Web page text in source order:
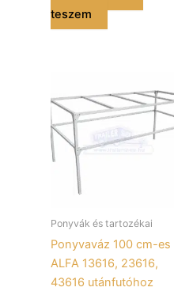
teszem
Ponyvák és tartozékai
Ponyvaváz 100 cm-es
ALFA 13616, 23616,
43616 utánfutóhoz